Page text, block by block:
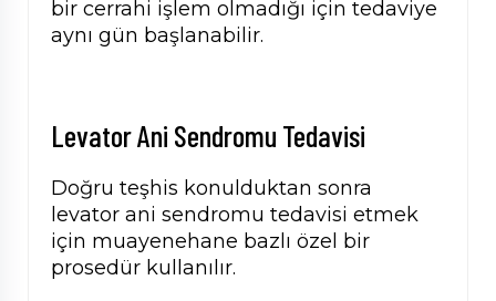
bir cerrahi işlem olmadığı için tedaviye
aynı gün başlanabilir.
Levator Ani Sendromu Tedavisi
Doğru teşhis konulduktan sonra
levator ani sendromu tedavisi etmek
için muayenehane bazlı özel bir
prosedür kullanılır.